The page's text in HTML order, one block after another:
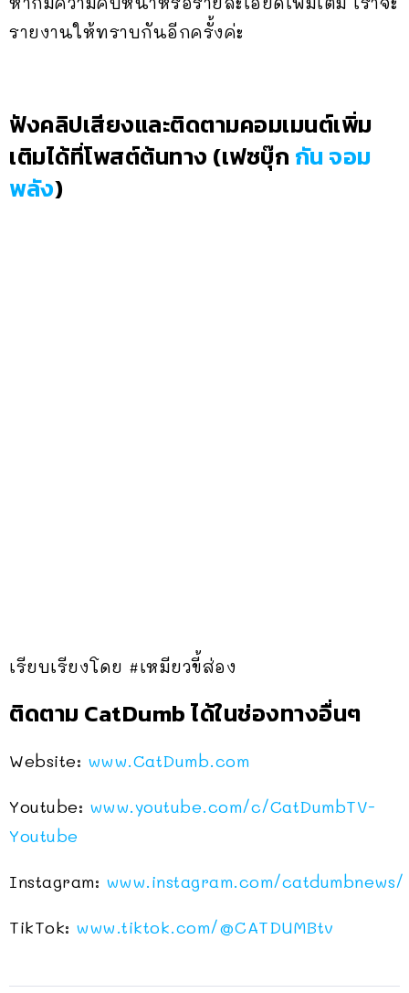
รายงานให้ทราบกันอีกครั้งค่ะ
ฟังคลิปเสียงและติดตามคอมเมนต์เพิ่ม
เติมได้ที่โพสต์ต้นทาง (เฟซบุ๊ก กัน จอม
พลัง)
เรียบเรียงโดย #เหมียวขี้ส่อง
ติดตาม CatDumb ได้ในช่องทางอื่นๆ
Website: www.CatDumb.com
Youtube: www.youtube.com/c/CatDumbTV-
Youtube
Instagram: www.instagram.com/catdumbnews/
TikTok: www.tiktok.com/@CATDUMBtv